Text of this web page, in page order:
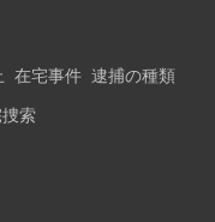
在宅事件 逮捕の種類
索